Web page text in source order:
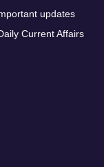
updates
Current Affairs